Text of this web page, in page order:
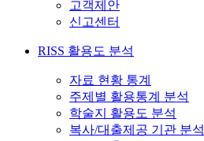
고객제안
신고센터
RISS 활용도 분석
자료 현황 통계
주제별 활용통계 분석
학술지 활용도 분석
복사/대출제공 기관 분석